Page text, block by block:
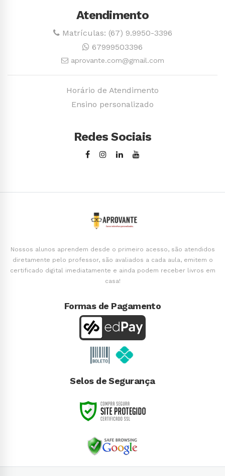
Atendimento
Matrículas: (67) 9.9950-3396
67999503396
aprovante.com@gmail.com
Horário de Atendimento
Ensino personalizado
Redes Sociais
Nossos alunos aprendem desde o primeiro acesso, são atendidos
diretamente pelo professor, são avaliados a cada aula, emitem o
certificado digital imediatamente e ainda podem receber livros em
casa!
Formas de Pagamento
Selos de Segurança